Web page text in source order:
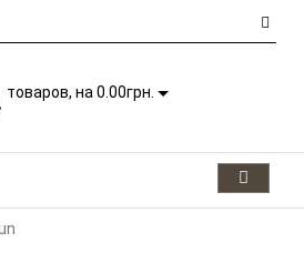
товаров, на 0.00грн.